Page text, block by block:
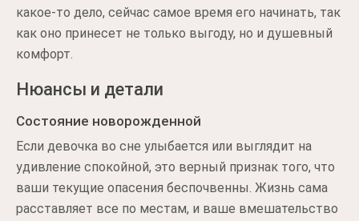
какое-то дело, сейчас самое время его начинать, так
как оно принесет не только выгоду, но и душевный
комфорт.
Нюансы и детали
Состояние новорожденной
Если девочка во сне улыбается или выглядит на
удивление спокойной, это верный признак того, что
ваши текущие опасения беспочвенны. Жизнь сама
расставляет все по местам, и ваше вмешательство